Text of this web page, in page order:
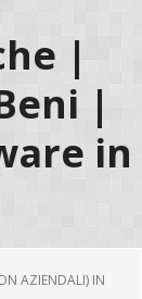
|
|
in
AZIENDALI) IN